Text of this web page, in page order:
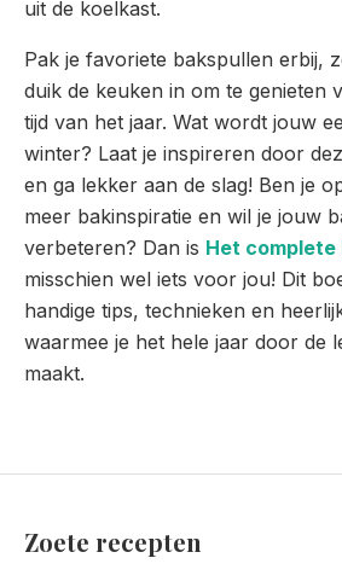
uit de koelkast.
Pak je favoriete bakspullen erbij,
duik de keuken in om te genieten
tijd van het jaar. Wat wordt jouw
winter? Laat je inspireren door
en ga lekker aan de slag! Ben je
meer bakinspiratie en wil je jouw
verbeteren? Dan is Het complete
misschien wel iets voor jou! Dit
handige tips, technieken en
waarmee je het hele jaar door de
maakt.
Zoete recepten